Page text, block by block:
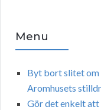
Menu
Byt bort slitet om
Aromhusets
Gör det enkelt